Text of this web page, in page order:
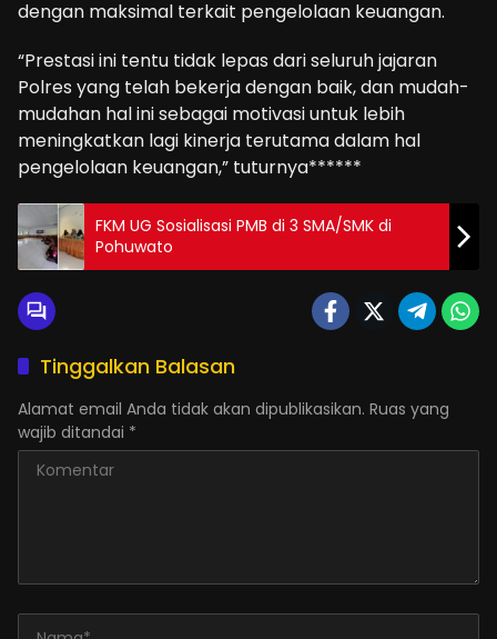
dengan maksimal terkait pengelolaan keuangan.
“Prestasi ini tentu tidak lepas dari seluruh jajaran
Polres yang telah bekerja dengan baik, dan mudah-
mudahan hal ini sebagai motivasi untuk lebih
meningkatkan lagi kinerja terutama dalam hal
pengelolaan keuangan,” tuturnya******
FKM UG Sosialisasi PMB di 3 SMA/SMK di
Pohuwato
Tinggalkan Balasan
Alamat email Anda tidak akan dipublikasikan. Ruas yang
wajib ditandai *